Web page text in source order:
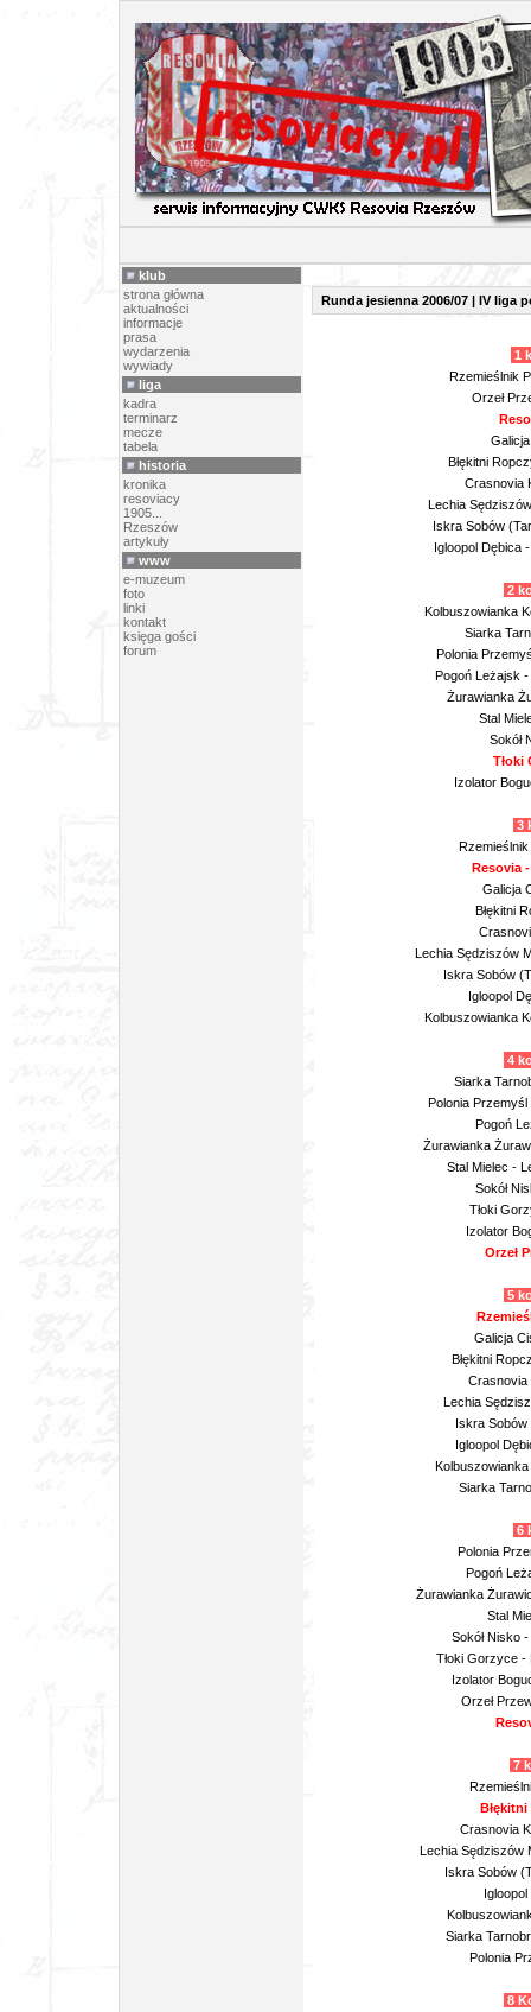
klub
strona główna
aktualności
informacje
prasa
wydarzenia
wywiady
liga
kadra
terminarz
mecze
tabela
historia
kronika
resoviacy
1905...
Rzeszów
artykuły
www
e-muzeum
foto
linki
kontakt
księga gości
forum
Runda jesienna 2006/07 | IV liga
1
Rzemieślnik
Orzeł
Błękitni
Crasnovia
Lechia
Iskra Sobów
Igloopol Dębica
2
Kolbuszowianka
Siarka
Polonia
Pogoń Leżajsk -
Żurawianka
Stal
Sokół
Tłoki
Izolator
3
Resovia
Galicja
Błękitni
Lechia Sędziszów
Iskra Sobów
Igloopol
Kolbuszowianka
4
Siarka
Polonia
Pogoń
Żurawianka
Stal Mielec -
Sokół
Tłoki
Izolator
Orzeł
5
Galicja
Błękitni
Crasnovia
Lechia
Iskra Sobów
Igloopol
Siarka
6
Polonia
Pogoń
Żurawianka
Stal
Sokół Nisko
Tłoki Gorzyce -
Izolator
Orzeł
7
Crasnovia
Lechia Sędziszów
Iskra Sobów
Siarka
Polonia
8